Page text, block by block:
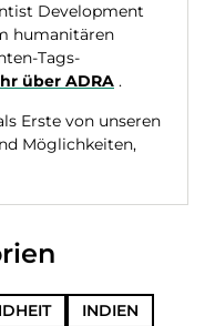
Development
humanitären
Tags-
über ADRA .
Erste von unseren
Möglichkeiten,
INDIEN